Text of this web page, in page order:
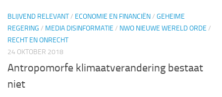
BLIJVEND RELEVANT/ ECONOMIE EN FINANCIËN/ GEHEIME
REGERING / MEDIA DISINFORMATIE / NWO NIEUWE WERELD ORDE /
RECHT EN ONRECHT
24 OKTOBER 2018
Antropomorfe klimaatverandering bestaat
niet